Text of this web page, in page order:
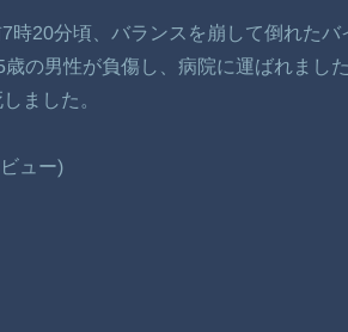
時20分頃、バランスを崩して倒れた
歳の男性が負傷し、病院に運ばれまし
ました。
ュー)